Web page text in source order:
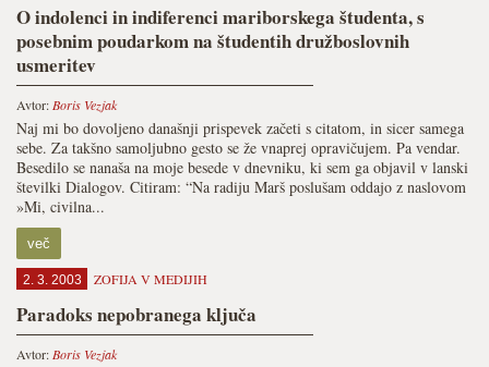
O indolenci in indiferenci mariborskega študenta, s
posebnim poudarkom na študentih družboslovnih
usmeritev
Avtor: Boris Vezjak
Naj mi bo dovoljeno današnji prispevek začeti s citatom, in sicer samega
sebe. Za takšno samoljubno gesto se že vnaprej opravičujem. Pa vendar.
Besedilo se nanaša na moje besede v dnevniku, ki sem ga objavil v lanski
številki Dialogov. Citiram: “Na radiju Marš poslušam oddajo z naslovom
»Mi, civilna...
več
2. 3. 2003 ZOFIJA V MEDIJIH
Paradoks nepobranega ključa
Avtor: Boris Vezjak